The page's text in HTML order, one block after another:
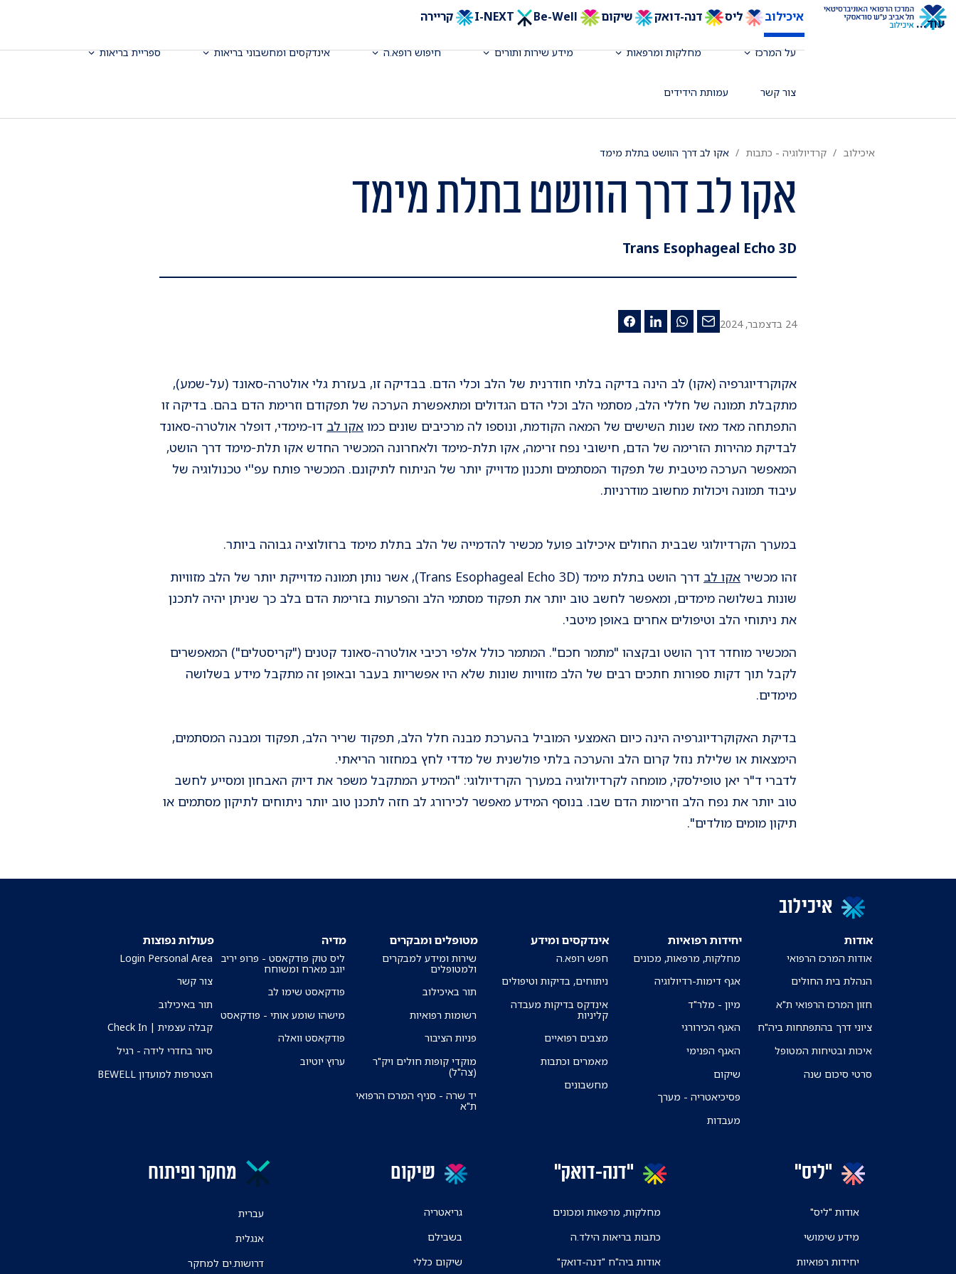
איכילוב ליס דנה-דואק שיקום Be-Well קריירה
על המרכז מחלקות ומרפאות מידע שירות ותורים חיפוש רופא.ה אינדקסים ומחשבוני בריאות ספריית בריאות
צור קשר עמותת הידידים
עוד...
איכילוב קרדיולוגיה - כתבות אקו לב דרך הוושט בתלת מימד
אקו לב דרך הוושט בתלת מימד
Trans Esophageal Echo 3D
24 בדצמבר, 2024
אקוקרדיוגרפיה (אקו) לב הינה בדיקה בלתי חודרנית של הלב וכלי הדם. בבדיקה זו, בעזרת גלי אולטרה-סאונד (על-שמע),
מתקבלת תמונה של חללי הלב, מסתמי הלב וכלי הדם הגדולים ומתאפשרת הערכה של תפקודם וזרימת הדם בהם. בדיקה זו
התפתחה מאד מאז שנות השישים של המאה הקודמת, ונוספו לה מרכיבים שונים כמו אקו לב דו-מימדי, דופלר אולטרה-סאונד
לבדיקת מהירות הזרימה של הדם, חישובי נפח זרימה, אקו תלת-מימד ולאחרונה המכשיר החדש אקו תלת-מימד דרך הושט,
המאפשר הערכה מיטבית של תפקוד המסתמים ותכנון מדוייק יותר של הניתוח לתיקונם. המכשיר פותח עפ''י טכנולוגיה של
עיבוד תמונה ויכולות מחשוב מודרניות.
במערך הקרדיולוגי שבבית החולים איכילוב פועל מכשיר להדמייה של הלב בתלת מימד ברזולוציה גבוהה ביותר.
זהו מכשיר אקו לב
דרך הושט בתלת מימד (Trans Esophageal Echo 3D), אשר נותן תמונה מדוייקת יותר של הלב מזוויות
שונות בשלושה מימדים, ומאפשר לחשב טוב יותר את תפקוד מסתמי הלב והפרעות בזרימת הדם בלב כך שניתן יהיה לתכנן
את ניתוחי הלב וטיפולים אחרים באופן מיטבי.
המכשיר מוחדר דרך הושט ובקצהו "מתמר חכם". המתמר כולל אלפי רכיבי אולטרה-סאונד קטנים ("קריסטלים") המאפשרים
לקבל תוך דקות ספורות חתכים רבים של הלב מזוויות שונות שלא היו אפשריות בעבר ובאופן זה מתקבל מידע בשלושה
מימדים.
בדיקת האקוקרדיוגרפיה הינה כיום האמצעי המוביל בהערכת מבנה חלל הלב, תפקוד שריר הלב, תפקוד ומבנה המסתמים,
הימצאות או שלילת נוזל קרום הלב והערכה בלתי פולשנית של מדדי לחץ במחזור הריאתי.
לדברי ד"ר יאן טופילסקי, מומחה לקרדיולוגיה במערך הקרדיולוגי: "המידע המתקבל משפר את דיוק האבחון ומסייע לחשב
טוב יותר את נפח הלב וזרימות הדם שבו. בנוסף המידע מאפשר לכירורג לב חזה לתכנן טוב יותר ניתוחים לתיקון מסתמים או
תיקון מומים מולדים".
איכילוב
אודות
אודות המרכז הרפואי
הנהלת בית החולים
חזון המרכז הרפואי ת"א
ציוני דרך בהתפתחות ביה"ח
איכות ובטיחות המטופל
סרטי סיכום שנה
יחידות רפואיות
מחלקות, מרפאות, מכונים
אגף דימות-רדיולוגיה
מיון - מלר"ד
האגף הכירורגי
האגף הפנימי
שיקום
פסיכיאטריה - מערך
מעבדות
אינדקסים ומידע
חפש רופא.ה
ניתוחים, בדיקות וטיפולים
אינדקס בדיקות מעבדה
קליניות
מצבים רפואיים
מאמרים וכתבות
מחשבונים
מטופלים ומבקרים
שירות ומידע למבקרים
ולמטופלים
תור באיכילוב
רשומות רפואיות
פניות הציבור
מוקדי קופות חולים ויק"ר
(צה"ל)
יד שרה - סניף המרכז הרפואי
ת"א
מדיה
ליס טוק פודקאסט - פרופ יריב
יוגב מארח ומשוחח
פודקאסט שימו לב
מישהו שומע אותי - פודקאסט
פודקאסט וואלה
ערוץ יוטיוב
פעולות נפוצות
Login Personal Area
צור קשר
תור באיכילוב
קבלה עצמית | Check In
סיור בחדרי לידה - רגיל
הצטרפות למועדון BEWELL
"ליס"
אודות "ליס"
מידע שימושי
יחידות רפואיות
"דנה-דואק"
מחלקות, מרפאות ומכונים
כתבות בריאות הילד.ה
אודות ביה"ח "דנה-דואק"
שיקום
גריאטריה
בשבילם
שיקום כללי
מחקר ופיתוח
עברית
אנגלית
דרושות.ים למחקר